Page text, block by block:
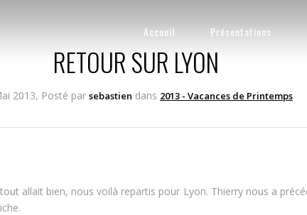
Accueil Présentations
RETOUR SUR LYON
2013, Posté par sebastien dans 2013 - Vacances de Printemps
allait bien, nous voilà repartis pour Lyon. Thierry nous a